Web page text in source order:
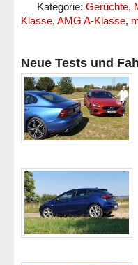
Kategorie: Gerüchte,
Klasse, AMG A-Klasse,
Neue Tests und